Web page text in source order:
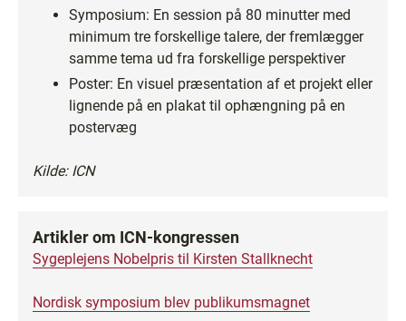
Symposium: En session på 80 minutter med
minimum tre forskellige talere, der fremlægger
samme tema ud fra forskellige perspektiver
Poster: En visuel præsentation af et projekt eller
lignende på en plakat til ophængning på en
postervæg
Kilde: ICN
Artikler om ICN-kongressen
Sygeplejens Nobelpris til Kirsten Stallknecht
Nordisk symposium blev publikumsmagnet